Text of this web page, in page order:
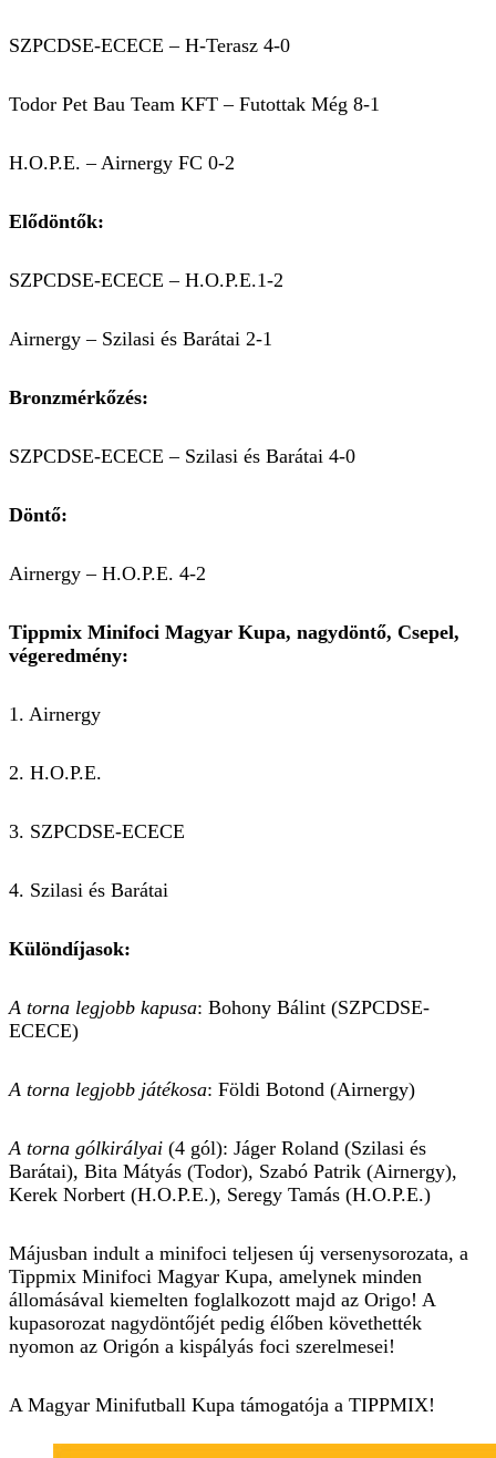
SZPCDSE-ECECE – H-Terasz 4-0
Todor Pet Bau Team KFT – Futottak Még 8-1
H.O.P.E. – Airnergy FC 0-2
Elődöntők:
SZPCDSE-ECECE – H.O.P.E.1-2
Airnergy – Szilasi és Barátai 2-1
Bronzmérkőzés:
SZPCDSE-ECECE – Szilasi és Barátai 4-0
Döntő:
Airnergy – H.O.P.E. 4-2
Tippmix Minifoci Magyar Kupa, nagydöntő, Csepel,
végeredmény:
1. Airnergy
2. H.O.P.E.
3. SZPCDSE-ECECE
4. Szilasi és Barátai
Különdíjasok:
A torna legjobb kapusa: Bohony Bálint (SZPCDSE-
ECECE)
A torna legjobb játékosa: Földi Botond (Airnergy)
A torna gólkirályai (4 gól): Jáger Roland (Szilasi és
Barátai), Bita Mátyás (Todor), Szabó Patrik (Airnergy),
Kerek Norbert (H.O.P.E.), Seregy Tamás (H.O.P.E.)
Májusban indult a minifoci teljesen új versenysorozata, a
Tippmix Minifoci Magyar Kupa, amelynek minden
állomásával kiemelten foglalkozott majd az Origo! A
kupasorozat nagydöntőjét pedig élőben követhették
nyomon az Origón a kispályás foci szerelmesei!
A Magyar Minifutball Kupa támogatója a TIPPMIX!